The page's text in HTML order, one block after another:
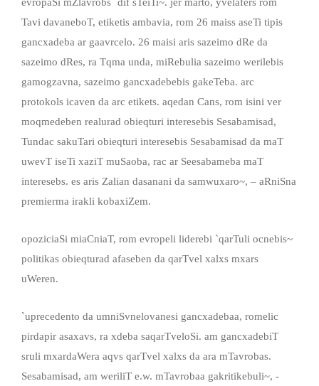
evropaSi mZlavrobs `dif sTeiTi~. jer marto, yvelafers rom
Tavi davaneboT, etiketis ambavia, rom 26 maiss aseTi tipis
gancxadeba ar gaavrcelo. 26 maisi aris sazeimo dRe da
sazeimo dRes, ra Tqma unda, miRebulia sazeimo werilebis
gamogzavna, sazeimo gancxadebebis gakeTeba. arc
protokols icaven da arc etikets. aqedan Cans, rom isini ver
moqmedeben realurad obieqturi interesebis Sesabamisad,
Tundac sakuTari obieqturi interesebis Sesabamisad da maT
uwevT iseTi xaziT muSaoba, rac ar Seesabameba maT
interesebs. es aris Zalian dasanani da samwuxaro~, – aRniSna
premierma irakli kobaxiZem.
opoziciaSi miaCniaT, rom evropeli liderebi `qarTuli ocnebis~
politikas obieqturad afaseben da qarTvel xalxs mxars
uWeren.
`uprecedento da umniSvnelovanesi gancxadebaa, romelic
pirdapir asaxavs, ra xdeba saqarTveloSi. am gancxadebiT
sruli mxardaWera aqvs qarTvel xalxs da ara mTavrobas.
Sesabamisad, am weriliT e.w. mTavrobaa gakritikebuli~, -